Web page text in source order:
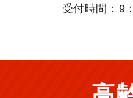
受付時間：9